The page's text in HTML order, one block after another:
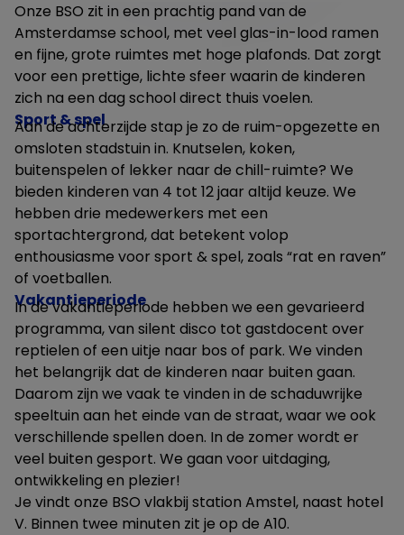
Onze BSO zit in een prachtig pand van de
Amsterdamse school, met veel glas-in-lood ramen
en fijne, grote ruimtes met hoge plafonds. Dat zorgt
voor een prettige, lichte sfeer waarin de kinderen
zich na een dag school direct thuis voelen.
Sport & spel
Aan de achterzijde stap je zo de ruim-opgezette en
omsloten stadstuin in. Knutselen, koken,
buitenspelen of lekker naar de chill-ruimte? We
bieden kinderen van 4 tot 12 jaar altijd keuze. We
hebben drie medewerkers met een
sportachtergrond, dat betekent volop
enthousiasme voor sport & spel, zoals “rat en raven”
of voetballen.
Vakantieperiode
In de vakantieperiode hebben we een gevarieerd
programma, van silent disco tot gastdocent over
reptielen of een uitje naar bos of park. We vinden
het belangrijk dat de kinderen naar buiten gaan.
Daarom zijn we vaak te vinden in de schaduwrijke
speeltuin aan het einde van de straat, waar we ook
verschillende spellen doen. In de zomer wordt er
veel buiten gesport. We gaan voor uitdaging,
ontwikkeling en plezier!
Je vindt onze BSO vlakbij station Amstel, naast hotel
V. Binnen twee minuten zit je op de A10.